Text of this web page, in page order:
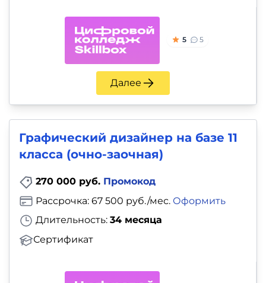
5 5
Далее
Графический дизайнер на базе 11
класса (очно-заочная)
270 000 руб. Промокод
Длительность: 34 месяца
Сертификат
Рассрочка: 67 500 руб./мес. Оформить